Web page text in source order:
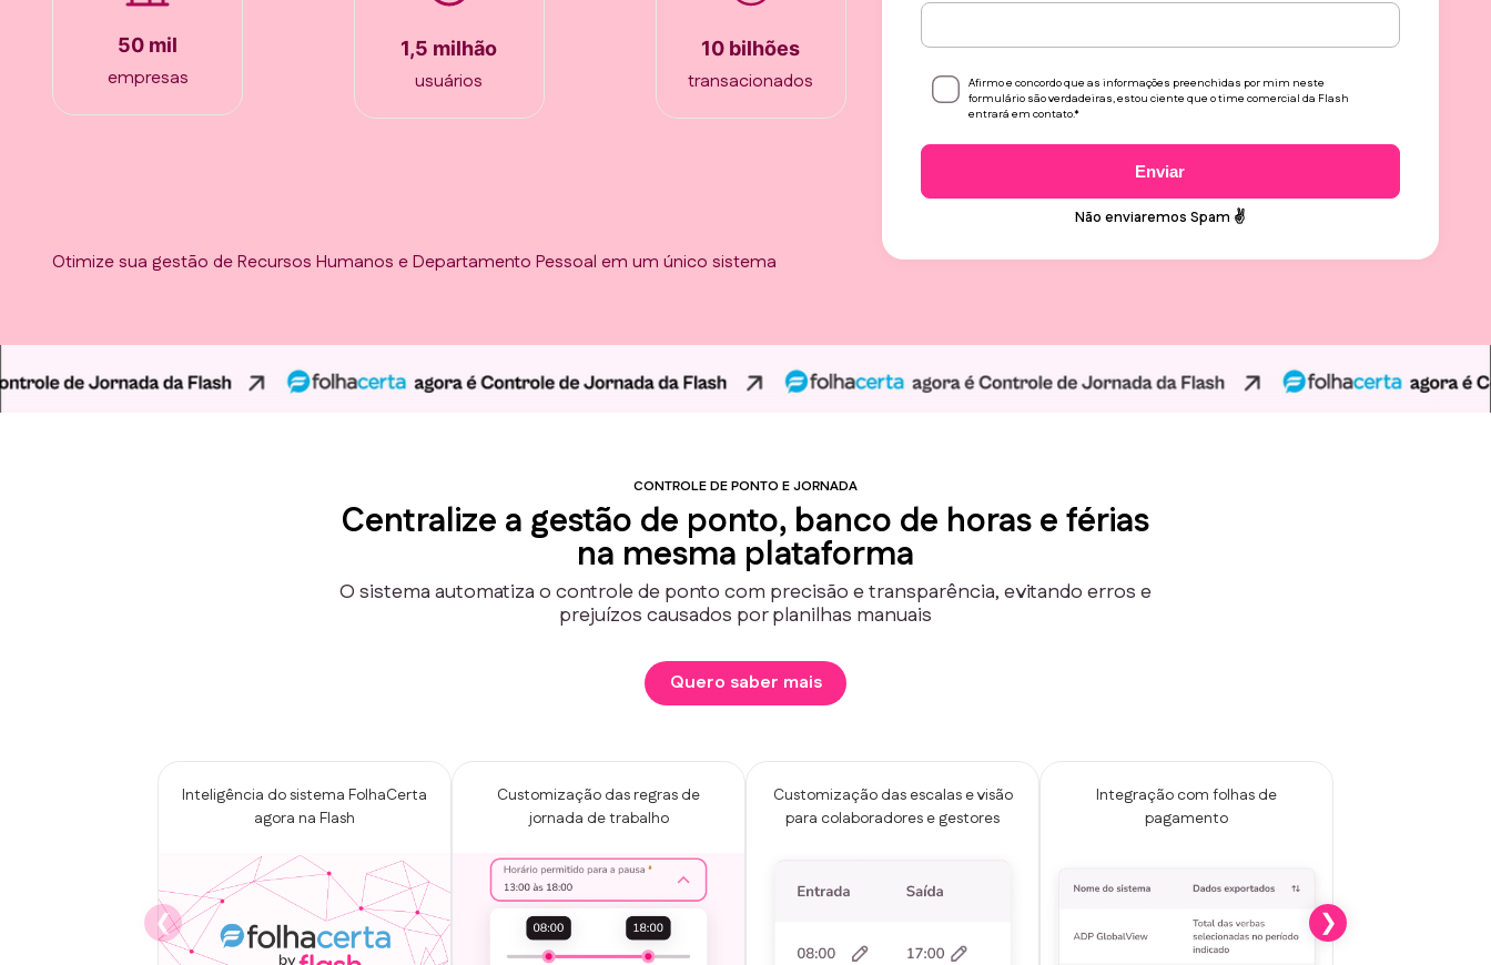
50 mil
empresas
1,5 milhão
usuários
10 bilhões
transacionados
Otimize sua gestão de Recursos Humanos e Departamento Pessoal em um único sistema
Afirmo e concordo que as informações preenchidas por mim neste
formulário são verdadeiras, estou ciente que o time comercial da Flash
entrará em contato.*
Enviar
Não enviaremos Spam ✌️
CONTROLE DE PONTO E JORNADA
Centralize a gestão de ponto, banco de horas e férias
na mesma plataforma
O sistema automatiza o controle de ponto com precisão e transparência, evitando erros e
prejuízos causados por planilhas manuais
Quero saber mais
Inteligência do sistema FolhaCerta
agora na Flash
Customização das regras de
jornada de trabalho
Customização das escalas e visão
para colaboradores e gestores
Integração com folhas de
pagamento